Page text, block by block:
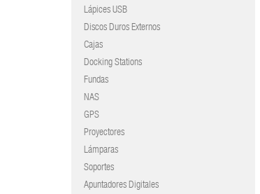
Lápices USB
Discos Duros Externos
Cajas
Docking Stations
Fundas
NAS
GPS
Proyectores
Lámparas
Soportes
Apuntadores Digitales